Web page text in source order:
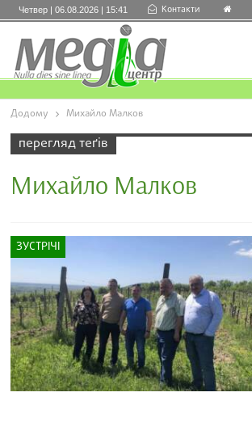
Четвер | 06.08.2026 | 15:41 Контакти
Додому Михайло Малков
перегляд теґів
Михайло Малков
ЗУСТРІЧІ